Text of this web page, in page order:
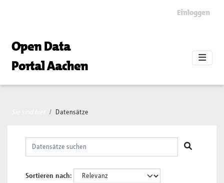
Einloggen
Open Data
Portal Aachen
Datensätze
Sortieren nach